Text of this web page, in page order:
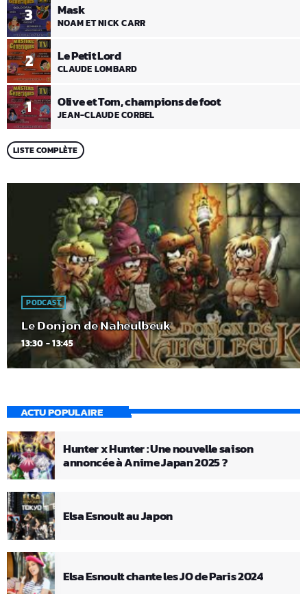
1 Olive et Tom, champions de foot
JEAN-CLAUDE CORBEL
2 Le Petit Lord
CLAUDE LOMBARD
3 Mask
NOAM ET NICK CARR
LISTE COMPLÈTE
PODCAST
Le Donjon de Naheulbeuk
13:30 - 13:45
ACTU POPULAIRE
Hunter x Hunter : Une nouvelle saison
annoncée à Anime Japan 2025 ?
Elsa Esnoult au Japon
Elsa Esnoult chante les JO de Paris 2024